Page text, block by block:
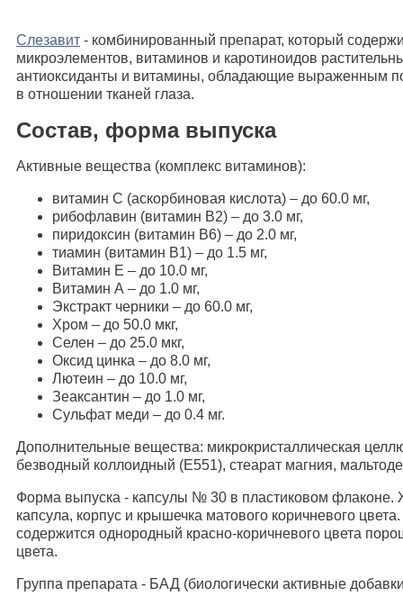
Слезавит - комбинированный препарат, который
микроэлементов, витаминов и каротиноидов
антиоксиданты и витамины, обладающие выраженным
в отношении тканей глаза.
Состав, форма выпуска
Активные вещества (комплекс витаминов):
витамин С (аскорбиновая кислота) – до 60.0 мг,
рибофлавин (витамин В2) – до 3.0 мг,
пиридоксин (витамин В6) – до 2.0 мг,
тиамин (витамин В1) – до 1.5 мг,
Витамин Е – до 10.0 мг,
Витамин А – до 1.0 мг,
Экстракт черники – до 60.0 мг,
Хром – до 50.0 мкг,
Селен – до 25.0 мкг,
Оксид цинка – до 8.0 мг,
Лютеин – до 10.0 мг,
Зеаксантин – до 1.0 мг,
Сульфат меди – до 0.4 мг.
Дополнительные вещества: микрокристаллическая
безводный коллоидный (Е551), стеарат магния,
Форма выпуска - капсулы № 30 в пластиковом флаконе.
капсула, корпус и крышечка матового коричневого
содержится однородный красно-коричневого цвета
цвета.
Группа препарата - БАД (биологически активные